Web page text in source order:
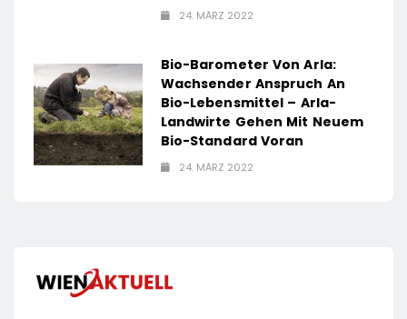
24. MÄRZ 2022
Bio-Barometer Von Arla:
Wachsender Anspruch An
Bio-Lebensmittel – Arla-
Landwirte Gehen Mit Neuem
Bio-Standard Voran
24. MÄRZ 2022